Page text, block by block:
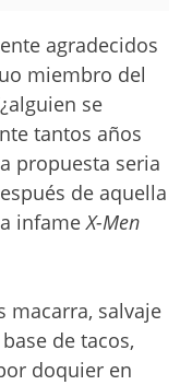
agradecidos
miembro del
se
tantos años
propuesta seria
de aquella
infameX-Men
macarra, salvaje
de tacos,
doquier en